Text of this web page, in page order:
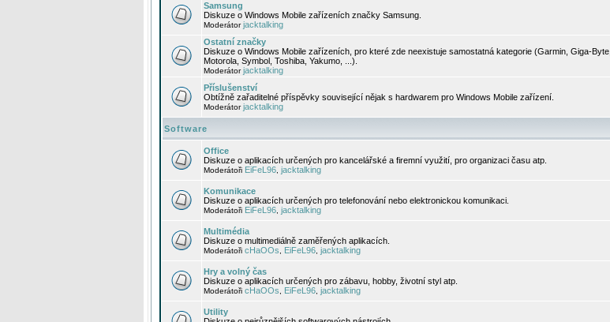
Samsung
Diskuze o Windows Mobile zařízeních značky Samsung.
Moderátorjacktalking
Ostatní značky
Diskuze o Windows Mobile zařízeních, pro které zde neexistuje samostatná kategorie (Garmin, Giga-Byte,
Motorola, Symbol, Toshiba, Yakumo, ...).
Moderátorjacktalking
Příslušenství
Obtížně zařaditelné příspěvky související nějak s hardwarem pro Windows Mobile zařízení.
Moderátorjacktalking
Software
Office
Diskuze o aplikacích určených pro kancelářské a firemní využití, pro organizaci času atp.
Moderátoři EiFeL96 jacktalking
Komunikace
Diskuze o aplikacích určených pro telefonování nebo elektronickou komunikaci.
Moderátoři EiFeL96 jacktalking
Multimédia
Diskuze o multimediálně zaměřených aplikacích.
Moderátoři cHaOOs EiFeL96 jacktalking
Hry a volný čas
Diskuze o aplikacích určených pro zábavu, hobby, životní styl atp.
Moderátoři cHaOOs EiFeL96 jacktalking
Utility